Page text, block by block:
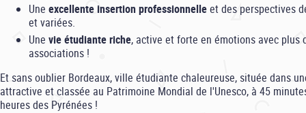
Une excellente insertion professionnelleet des perspectives
et variées.
Une vie étudiante riche, active et forte en émotions avec plus
associations !
Et sans oublier Bordeaux, ville étudiante chaleureuse, située dans
attractive et classée au Patrimoine Mondial de l'Unesco, à 45
heures des Pyrénées !